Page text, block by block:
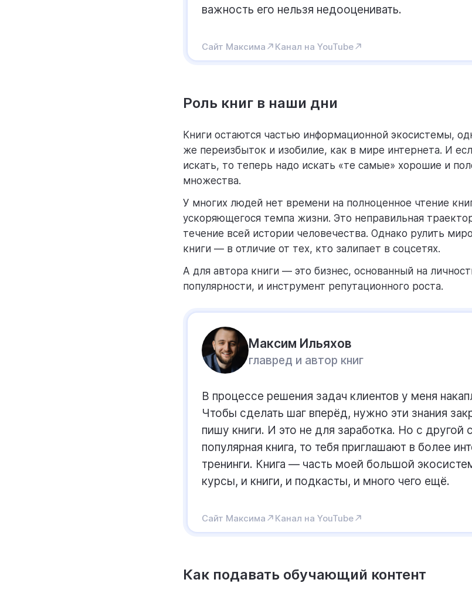
важность его нельзя недооценивать.
Сайт Максима Канал на YouTube
Роль книг в наши дни
Книги остаются частью информационной экосистемы,
же переизбыток и изобилие, как в мире интернета. И
искать, то теперь надо искать «те самые» хорошие и
множества.
У многих людей нет времени на полноценное чтение
ускоряющегося темпа жизни. Это неправильная
течение всей истории человечества. Однако рулить
книги — в отличие от тех, кто залипает в соцсетях.
А для автора книги — это бизнес, основанный на
популярности, и инструмент репутационного роста.
Максим Ильяхов
главред и автор книг
В процессе решения задач клиентов у меня
Чтобы сделать шаг вперёд, нужно эти знания
пишу книги. И это не для заработка. Но с другой
популярная книга, то тебя приглашают в более
тренинги. Книга — часть моей большой
курсы, и книги, и подкасты, и много чего ещё.
Сайт Максима Канал на YouTube
Как подавать обучающий контент